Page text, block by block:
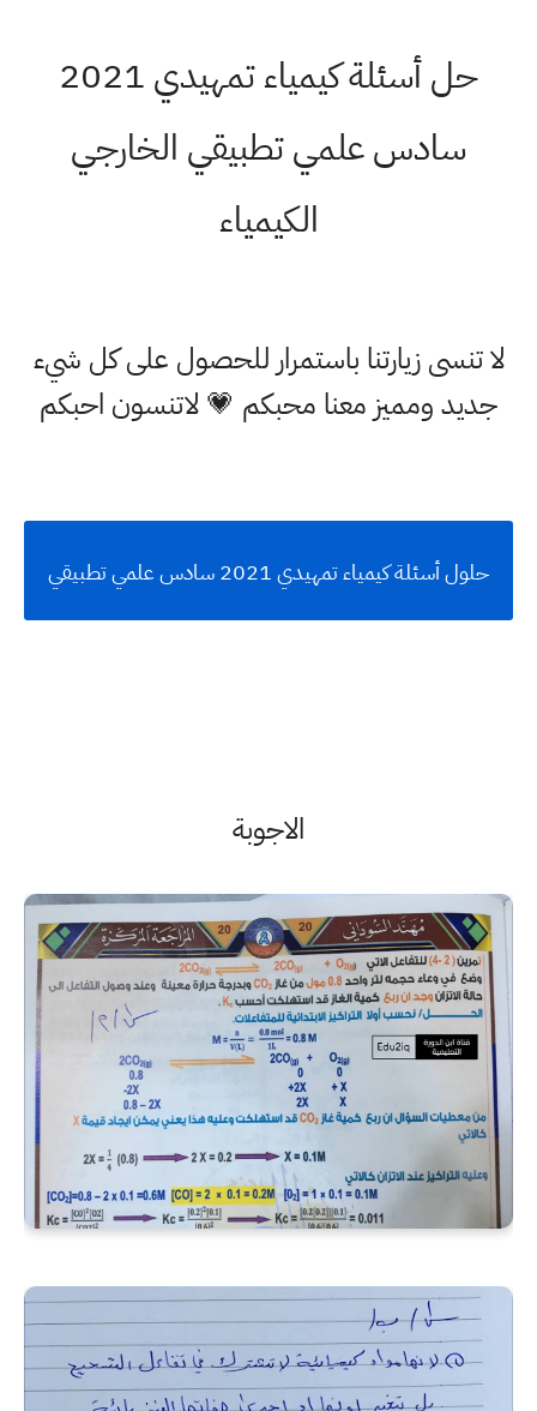
حل أسئلة كيمياء تمهيدي 2021
سادس علمي تطبيقي الخارجي
الكيمياء
لا تنسى زيارتنا باستمرار للحصول على كل شيء
جديد ومميز معنا محبكم 💗 لاتنسون احبكم
حلول أسئلة كيمياء تمهيدي 2021 سادس علمي تطبيقي
الاجوبة